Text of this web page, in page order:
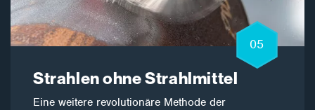
05
Strahlen ohne Strahlmittel
Eine weitere revolutionäre Methode der